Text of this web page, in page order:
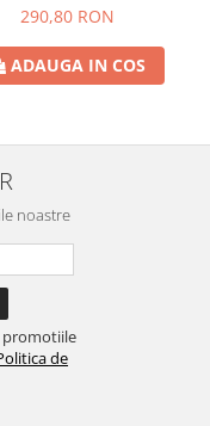
290,80 RON
ADAUGA IN COS
noastre
promotiile
de